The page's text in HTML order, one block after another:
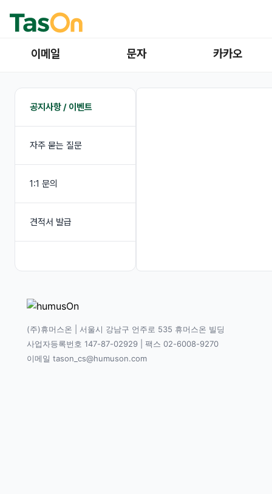
이메일 문자 카카오
공지사항 / 이벤트
자주 묻는 질문
1:1 문의
견적서 발급
(주)휴머스온 | 서울시 강남구 언주로 535 휴머스온 빌딩
사업자등록번호 147-87-02929 | 팩스 02-6008-9270
이메일 tason_cs@humuson.com